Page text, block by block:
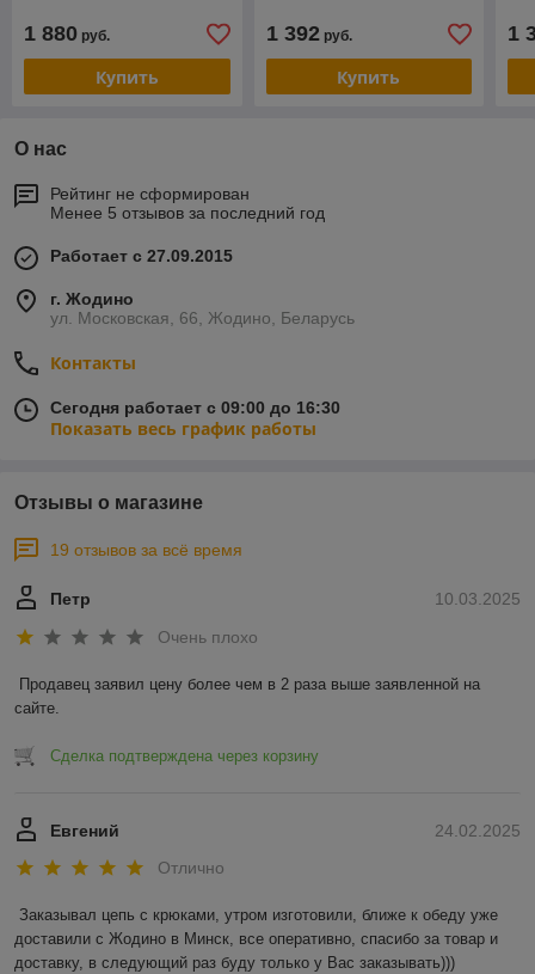
1 880 руб.
Купить
1 392руб.
Купить
1
О нас
Рейтинг не сформирован
Менее 5 отзывов за последний год
Работает с 27.09.2015
г. Жодино
ул. Московская, 66, Жодино, Беларусь
Контакты
Сегодня работает с 09:00 до 16:30
Показать весь график работы
Отзывы о магазине
19 отзывов за всё время
10.03.2025
Петр
Очень плохо
Продавец заявил цену более чем в 2 раза выше заявленной на
сайте.
Сделка подтверждена через корзину
24.02.2025
Евгений
Отлично
Заказывал цепь с крюками, утром изготовили, ближе к обеду уже
доставили с Жодино в Минск, все оперативно, спасибо за товар и
доставку, в следующий раз буду только у Вас заказывать)))